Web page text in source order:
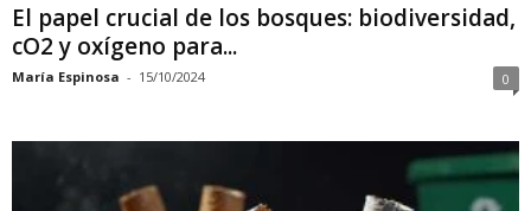
El papel crucial de los bosques: biodiversidad,
cO2 y oxígeno para...
María Espinosa - 15/10/2024 0